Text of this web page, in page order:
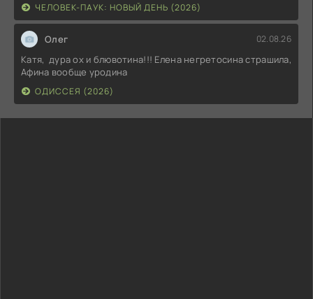
ЧЕЛОВЕК-ПАУК: НОВЫЙ ДЕНЬ (2026)
Олег 02.08.26
Катя, дура ох и блювотина!!! Елена негретосина страшила,
Афина вообще уродина
ОДИССЕЯ (2026)